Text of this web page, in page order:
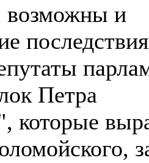
возможны и
Петра
которые